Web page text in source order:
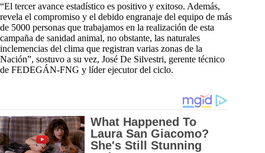
“El tercer avance estadístico es positivo y exitoso. Además,
revela el compromiso y el debido engranaje del equipo de más
de 5000 personas que trabajamos en la realización de esta
campaña de sanidad animal, no obstante, las naturales
inclemencias del clima que registran varias zonas de la
Nación”, sostuvo a su vez, José De Silvestri, gerente técnico
de FEDEGÁN-FNG y líder ejecutor del ciclo.